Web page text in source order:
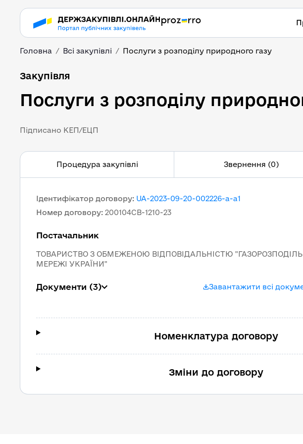
Головна Всі закупівлі Послуги з розподілу природного газу
Послуги з розподілу
Закупівля
Послуги з розподілу
Підписано КЕП/ЕЦП
Процедура закупівлі Звернення (0)
Ідентифікатор договору: UA-2023-09-20-002226-a-a1
Номер договору: 200104СВ-1210-23
Постачальник
ТОВАРИСТВО З ОБМЕЖЕНОЮ ВІДПОВІДАЛЬНІСТЮ
МЕРЕЖІ УКРАЇНИ"
Документи (3) Завантажити всі
Номенклатура договору
Зміни до договору